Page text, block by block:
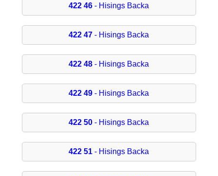
422 46 - Hisings Backa
422 47 - Hisings Backa
422 48 - Hisings Backa
422 49 - Hisings Backa
422 50 - Hisings Backa
422 51 - Hisings Backa